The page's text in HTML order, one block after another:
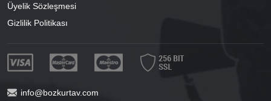
Üyelik Sözleşmesi
Gizlilik Politikası
info@bozkurtav.com